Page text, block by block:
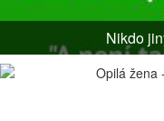
Nikdo